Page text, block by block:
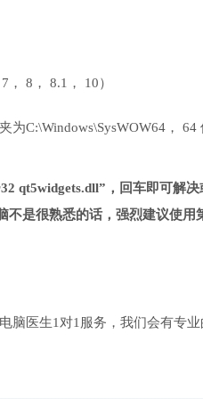
， 8， 8.1， 10）
C:\Windows\SysWOW64， 64
qt5widgets.dll”，回车即可解
是很熟悉的话，强烈建议使
医生1对1服务，我们会有专业